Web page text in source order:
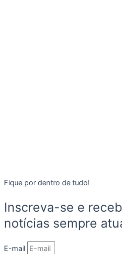
Fique por dentro de tudo!
Inscreva-se e
notícias sempre
E-mail